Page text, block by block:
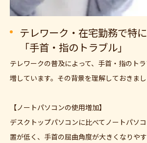
テレワーク・在宅勤務で特
「手首・指のトラブル」
テレワークの普及によって、手首・指のト
増しています。その背景を理解しておきまし
【ノートパソコンの使用増加】
デスクトップパソコンに比べてノートパソ
置が低く、手首の屈曲角度が大きくなりや
ご予約はこちら